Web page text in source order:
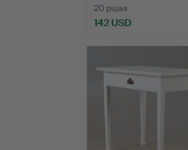
20 pujas
142 USD